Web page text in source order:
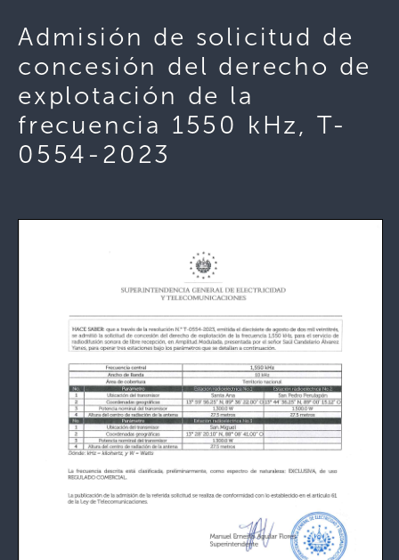
Admisión de solicitud de
concesión del derecho de
explotación de la
frecuencia 1550 kHz, T-
0554-2023